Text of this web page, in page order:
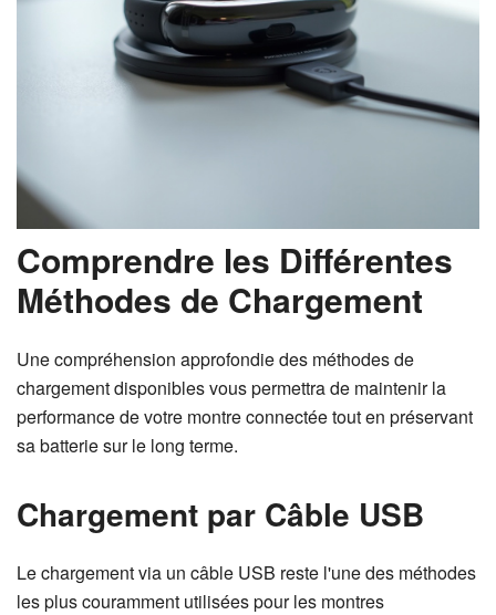
Comprendre les Différentes
Méthodes de Chargement
Une compréhension approfondie des méthodes de
chargement disponibles vous permettra de maintenir la
performance de votre montre connectée tout en préservant
sa batterie sur le long terme.
Chargement par Câble USB
Le chargement via un câble USB reste l'une des méthodes
les plus couramment utilisées pour les montres